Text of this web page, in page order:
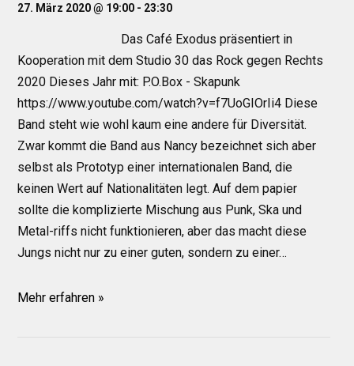
27. März 2020 @ 19:00 - 23:30
Das Café Exodus präsentiert in
Kooperation mit dem Studio 30 das Rock gegen Rechts
2020 Dieses Jahr mit: P.O.Box - Skapunk
https://www.youtube.com/watch?v=f7UoGIOrIi4 Diese
Band steht wie wohl kaum eine andere für Diversität.
Zwar kommt die Band aus Nancy bezeichnet sich aber
selbst als Prototyp einer internationalen Band, die
keinen Wert auf Nationalitäten legt. Auf dem papier
sollte die komplizierte Mischung aus Punk, Ska und
Metal-riffs nicht funktionieren, aber das macht diese
Jungs nicht nur zu einer guten, sondern zu einer…
Mehr erfahren »